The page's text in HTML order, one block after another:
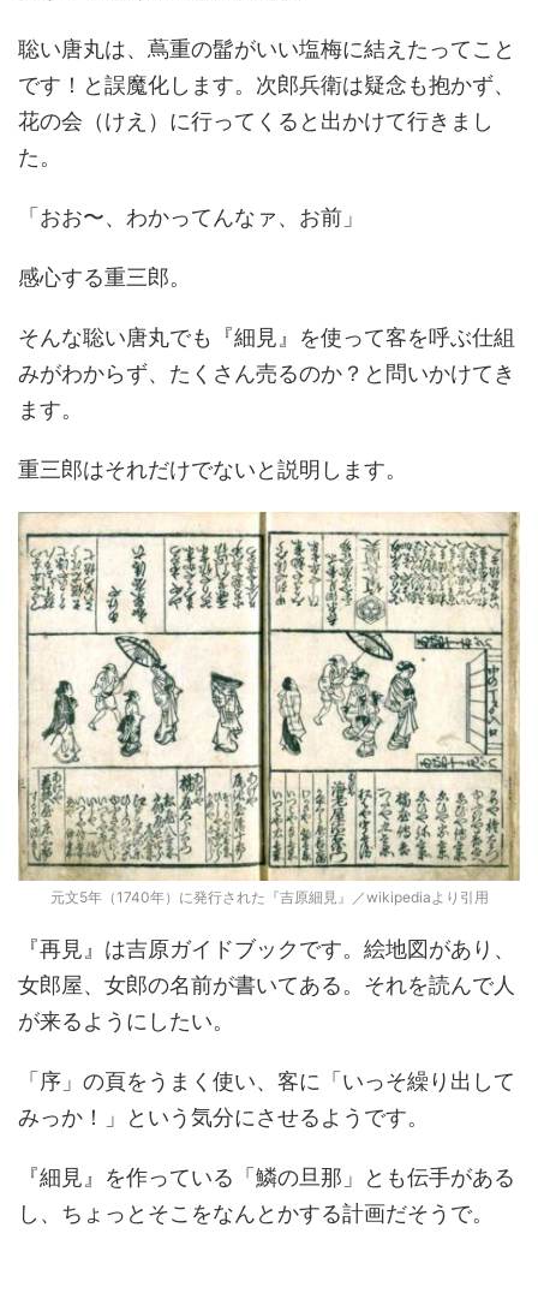
聡い唐丸は、蔦重の髷がいい塩梅に結えたってこと
です！と誤魔化します。次郎兵衛は疑念も抱かず、
花の会（けえ）に行ってくると出かけて行きまし
た。
「おお〜、わかってんなァ、お前」
感心する重三郎。
そんな聡い唐丸でも『細見』を使って客を呼ぶ仕組
みがわからず、たくさん売るのか？と問いかけてき
ます。
重三郎はそれだけでないと説明します。
元文5年（1740年）に発行された『吉原細見』／wikipediaより引用
『再見』は吉原ガイドブックです。絵地図があり、
女郎屋、女郎の名前が書いてある。それを読んで人
が来るようにしたい。
「序」の頁をうまく使い、客に「いっそ繰り出して
みっか！」という気分にさせるようです。
『細見』を作っている「鱗の旦那」とも伝手がある
し、ちょっとそこをなんとかする計画だそうで。